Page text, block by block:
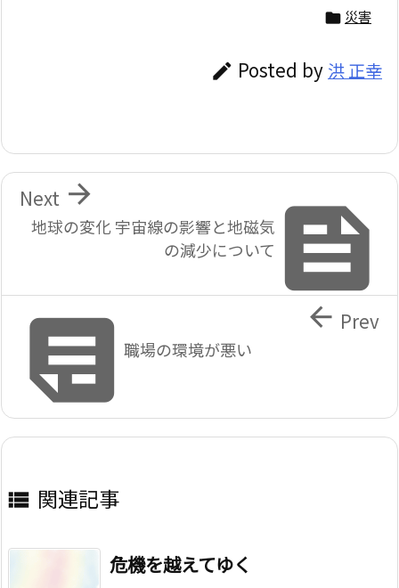
 災害
 Posted by 洪 正幸

地球の変化 宇宙線の影響と地磁気
の減少について

Next
職場の環境が悪い
 Prev
 関連記事
危機を越えてゆく